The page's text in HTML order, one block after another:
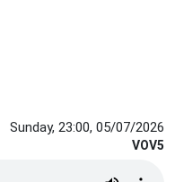
Sunday, 23:00, 05/07/2026
VOV5